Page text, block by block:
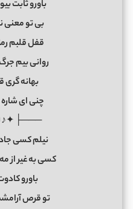
باورو ثابت
بی تو معنی
قفل قلبم
روانی بیم
بهانه گری
چنی ای
┤───
نیلم کسی
کسی به غیر از
باورو
تو قرص